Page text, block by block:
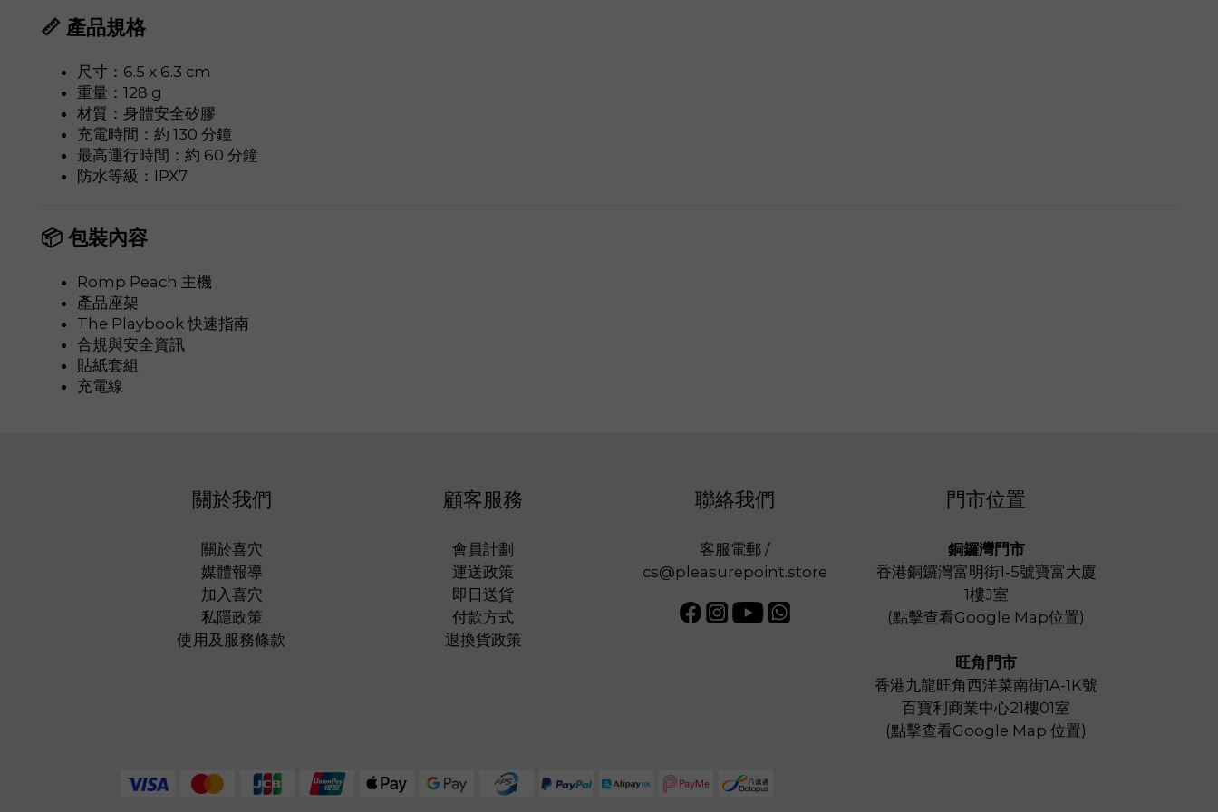
📏 產品規格
尺寸：6.5 x 6.3 cm
重量：128 g
材質：身體安全矽膠
充電時間：約 130 分鐘
最高運行時間：約 60 分鐘
防水等級：IPX7
📦 包裝內容
Romp Peach 主機
產品座架
The Playbook 快速指南
合規與安全資訊
貼紙套組
充電線
關於我們
關於喜穴
媒體報導
加入喜穴
私隱政策
使用及服務條款
顧客服務
會員計劃
運送政策
即日送貨
付款方式
退換貨政策
聯絡我們
客服電郵 /
cs@pleasurepoint.store
門市位置
銅鑼灣門市
香港銅鑼灣富明街1-5號寶富大廈
1樓J室
(點擊查看Google Map位置)
旺角門市
香港九龍旺角西洋菜南街1A-1K號
百寶利商業中心21樓01室
(點擊查看Google Map 位置)